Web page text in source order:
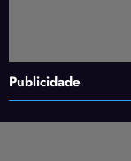
Publicidade